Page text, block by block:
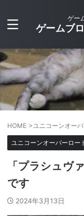
ゲー
ゲームブ
HOME >ユニコーンオー
ユニコーンオーバーロー
「プラシュヴ
です
2024年3月13日